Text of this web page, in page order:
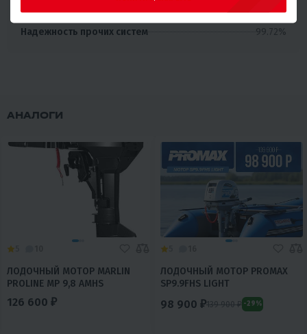
Надежность конструкции и корпуса
99.8%
Надежность прочих систем
99.72%
АНАЛОГИ
ЛОДОЧНЫЙ МОТОР MARLIN
PROLINE MP 9,8 AMHS
126 600 ₽
ЛОДОЧНЫЙ МОТОР PROMAX
SP9.9FHS LIGHT
98 900 ₽139 900 ₽ -29%